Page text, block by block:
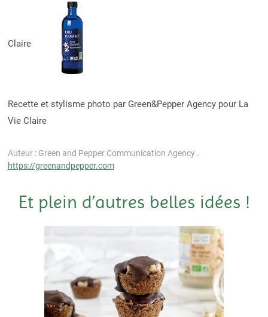
Claire
Recette et stylisme photo par Green&Pepper Agency pour La
Vie Claire
Auteur : Green and Pepper Communication Agency .
https://greenandpepper.com
Et plein d’autres belles idées !